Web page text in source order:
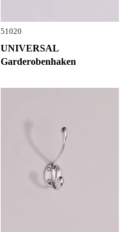
51020
UNIVERSAL
Garderobenhaken